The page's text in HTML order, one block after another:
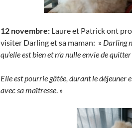
12 novembre: Laure et Patrick ont
visiter Darling et sa maman: » Darling
qu’elle est bien et n’a nulle envie de
Elle est pourrie gâtée, durant le déjeuner
avec samaîtresse. »